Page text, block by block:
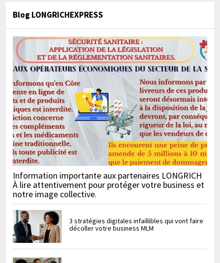
Blog LONGRICHEXPRESS
Information importante aux partenaires LONGRICH
À lire attentivement pour protéger votre business et
notre image collective.
3 stratégies digitales infaillibles qui vont faire
décoller votre business MLM